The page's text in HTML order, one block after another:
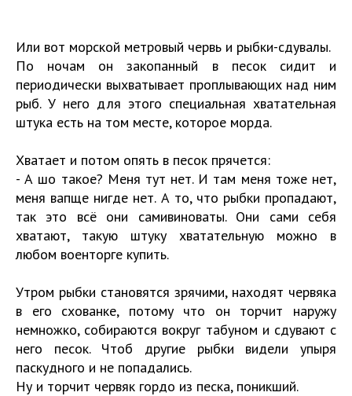
Или вот морской метровый червь и рыбки-сдувалы.
По ночам он закопанный в песок сидит и
периодически выхватывает проплывающих над ним
рыб. У него для этого специальная хватательная
штука есть на том месте, которое морда.
Хватает и потом опять в песок прячется:
- А шо такое? Меня тут нет. И там меня тоже нет,
меня вапще нигде нет. А то, что рыбки пропадают,
так это всё они самивиноваты. Они сами себя
хватают, такую штуку хватательную можно в
любом военторге купить.
Утром рыбки становятся зрячими, находят червяка
в его схованке, потому что он торчит наружу
немножко, собираются вокруг табуном и сдувают с
него песок. Чтоб другие рыбки видели упыря
паскудного и не попадались.
Ну и торчит червяк гордо из песка, поникший.